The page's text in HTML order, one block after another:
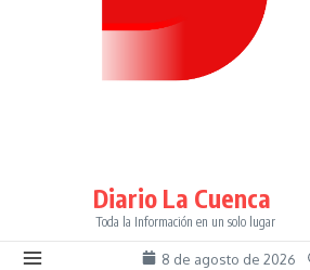
Diario La Cuenca
Toda la Información en un solo lugar
8 de agosto de 2026